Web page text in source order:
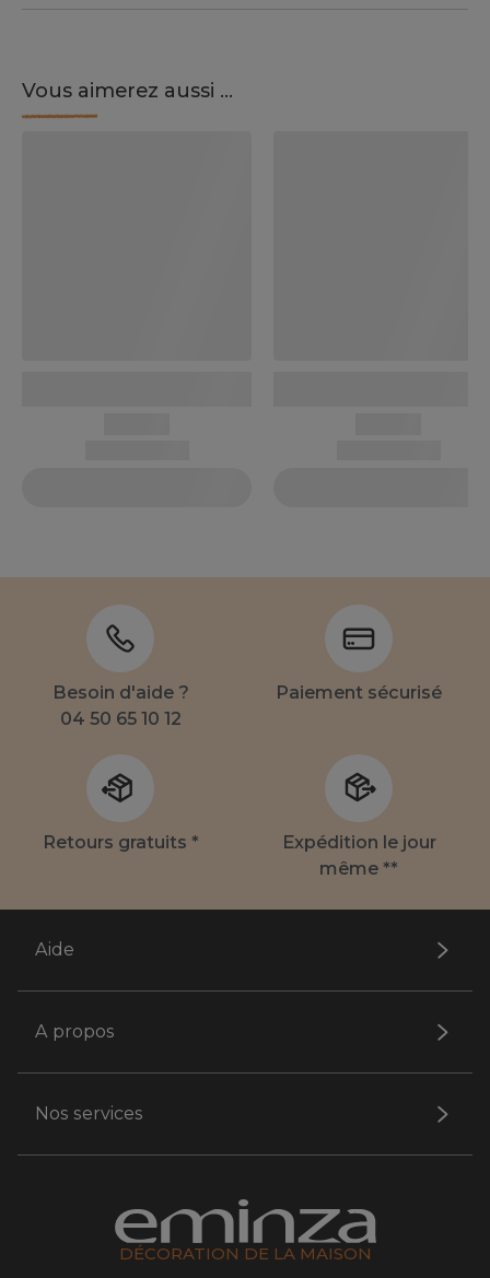
Vous aimerez aussi ...
Besoin d'aide ?
04 50 65 10 12
Paiement sécurisé
Retours gratuits *
Expédition le jour
même **
Aide
A propos
Nos services
DÉCORATION DE LA MAISON